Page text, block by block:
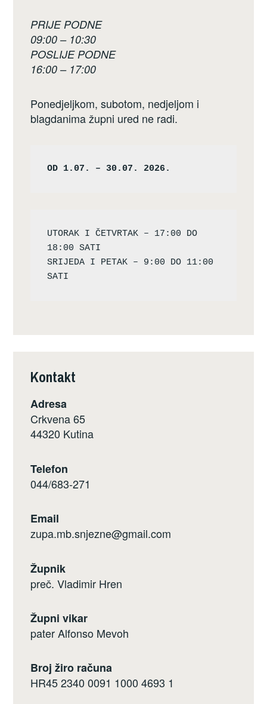
PRIJE PODNE
09:00 – 10:30
POSLIJE PODNE
16:00 – 17:00
Ponedjeljkom, subotom, nedjeljom i
blagdanima župni ured ne radi.
OD 1.07. – 30.07. 2026.
UTORAK I ČETVRTAK – 17:00 DO
18:00 SATI
SRIJEDA I PETAK – 9:00 DO 11:00
Kontakt
Adresa
Crkvena 65
44320 Kutina
Telefon
044/683-271
Email
zupa.mb.snjezne@gmail.com
Župnik
preč. Vladimir Hren
Župni vikar
pater Alfonso Mevoh
Broj žiro računa
HR45 2340 0091 1000 4693 1